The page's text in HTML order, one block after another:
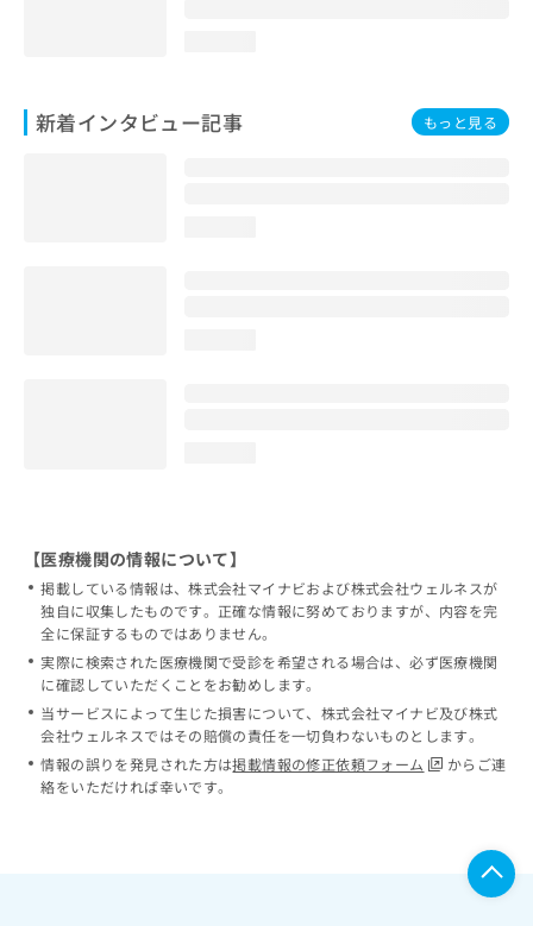
新着インタビュー記事 もっと見る
【医療機関の情報について】
掲載している情報は、株式会社マイナビおよび株式会社ウェルネスが
独自に収集したものです。正確な情報に努めておりますが、内容を完
全に保証するものではありません。
実際に検索された医療機関で受診を希望される場合は、必ず医療機関
に確認していただくことをお勧めします。
当サービスによって生じた損害について、株式会社マイナビ及び株式
会社ウェルネスではその賠償の責任を一切負わないものとします。
情報の誤りを発見された方は掲載情報の修正依頼フォーム
からご連
絡をいただければ幸いです。